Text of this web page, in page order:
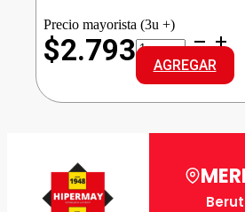
Precio mayorista (3u +)
$2.793BABYSEC
ULTRA
REG.
MEDIANO
cantidad
AGREGAR